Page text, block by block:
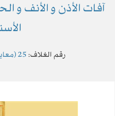
آفات الأذن و الأنف و
رقم الغلاف:
25